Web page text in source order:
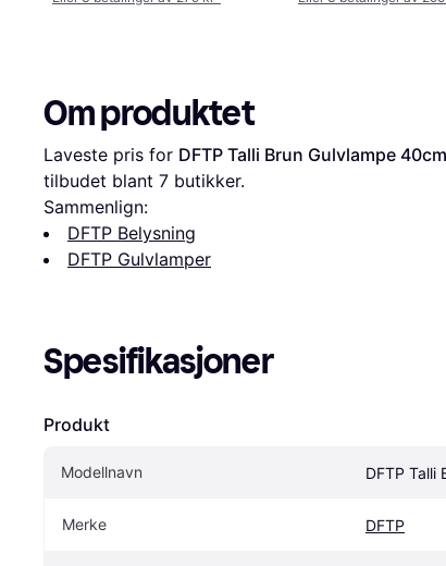
Om produktet
Laveste pris for DFTP Talli Brun Gulvlampe 40cm
tilbudet blant 7 butikker.
Sammenlign:
DFTP Belysning
DFTP Gulvlamper
Spesifikasjoner
Produkt
Modellnavn DFTP Talli
Merke DFTP